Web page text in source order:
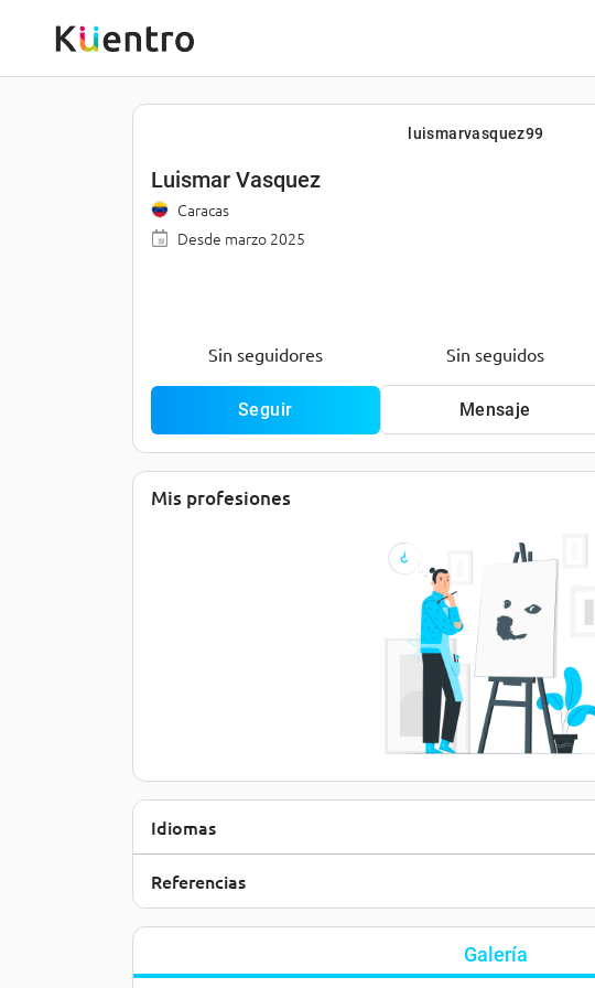
luismarvasquez99
Luismar Vasquez
Caracas
Desde marzo 2025
Sin seguidores Sin seguidos
Seguir Mensaje
Mis profesiones
Idiomas
Referencias
Galería